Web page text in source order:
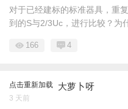
对于已经建标的标准器具，重
到的S与2/3Uc，进行比较？为
166 4
点击重新加载 大萝卜呀
3 天前